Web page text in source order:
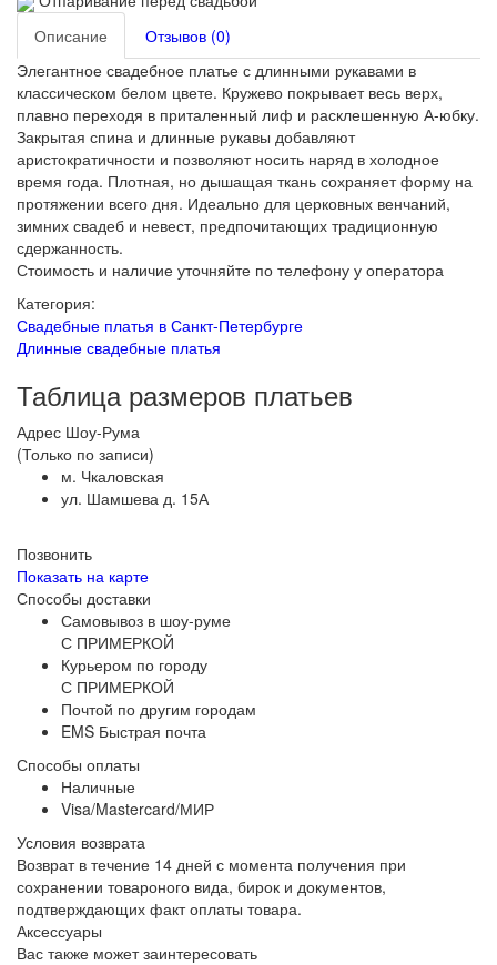
Описание
Отзывов (0)
Элегантное свадебное платье с длинными рукавами в
классическом белом цвете. Кружево покрывает весь верх,
плавно переходя в приталенный лиф и расклешенную А-юбку.
Закрытая спина и длинные рукавы добавляют
аристократичности и позволяют носить наряд в холодное
время года. Плотная, но дышащая ткань сохраняет форму на
протяжении всего дня. Идеально для церковных венчаний,
зимних свадеб и невест, предпочитающих традиционную
сдержанность.
Стоимость и наличие уточняйте по телефону у оператора
Категория:
Свадебные платья в Санкт-Петербурге
Длинные свадебные платья
Таблица размеров платьев
Адрес Шоу-Рума
(Только по записи)
м. Чкаловская
ул. Шамшева д. 15А
Позвонить
Показать на карте
Способы доставки
Самовывоз в шоу-руме
С ПРИМЕРКОЙ
Курьером по городу
С ПРИМЕРКОЙ
Почтой по другим городам
EMS Быстрая почта
Способы оплаты
Наличные
Visa/Mastercard/МИР
Условия возврата
Возврат в течение 14 дней с момента получения при
сохранении товароного вида, бирок и документов,
подтверждающих факт оплаты товара.
Аксессуары
Вас также может заинтересовать